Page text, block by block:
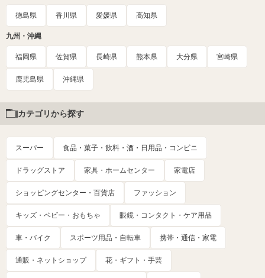
徳島県 香川県 愛媛県 高知県
九州・沖縄
福岡県 佐賀県 長崎県 熊本県 大分県 宮崎県
鹿児島県 沖縄県
カテゴリから探す
スーパー 食品・菓子・飲料・酒・日用品・コンビニ
ドラッグストア 家具・ホームセンター 家電店
ショッピングセンター・百貨店 ファッション
キッズ・ベビー・おもちゃ 眼鏡・コンタクト・ケア用品
車・バイク スポーツ用品・自転車 携帯・通信・家電
通販・ネットショップ 花・ギフト・手芸